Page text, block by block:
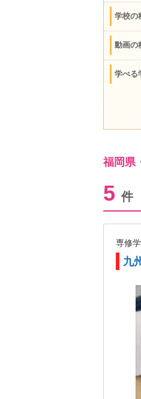
学校の
動画の
学べる
福岡県
5 件
専修
九